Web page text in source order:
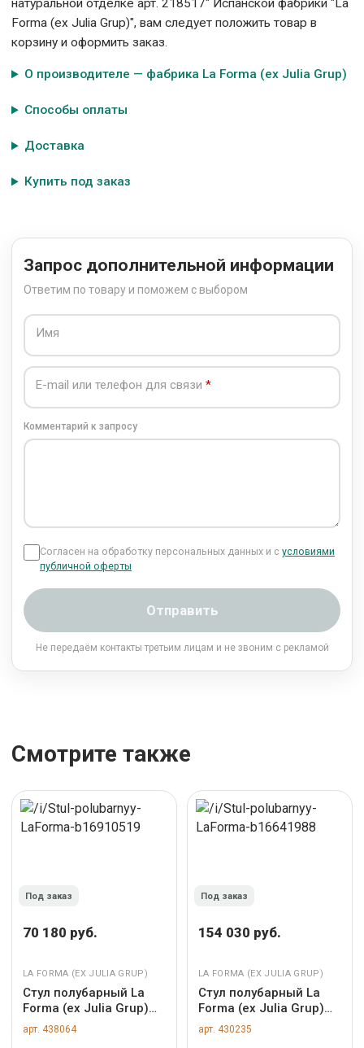
натуральной отделке арт. 218517" Испанской фабрики "La
Forma (ех Julia Grup)", вам следует положить товар в
корзину и оформить заказ.
О производителе — фабрика La Forma (ех Julia Grup)
Способы оплаты
Доставка
Купить под заказ
Запрос дополнительной информации
Ответим по товару и поможем с выбором
Имя
E-mail или телефон для связи
Комментарий к запросу
Согласен на обработку персональных данных и с условиями
публичной оферты
Отправить
Не передаём контакты третьим лицам и не звоним с рекламой
Смотрите также
Под заказ
70 180 руб.
LA FORMA (ЕХ JULIA GRUP)
Стул полубарный La
Forma (ех Julia Grup)
Полубарный стул
Bonali из горчичной
арт. 438064
Под заказ
154 030 руб.
LA FORMA (ЕХ JULIA GRUP)
Стул полубарный La
Forma (ех Julia Grup)
Nina Полубарный стул
из массива акации с
арт. 430235